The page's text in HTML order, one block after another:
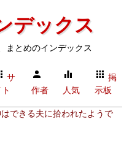
デックス
まとめのインデックス
サ
作者 人気
掲
示板
できる夫に拾われたようで